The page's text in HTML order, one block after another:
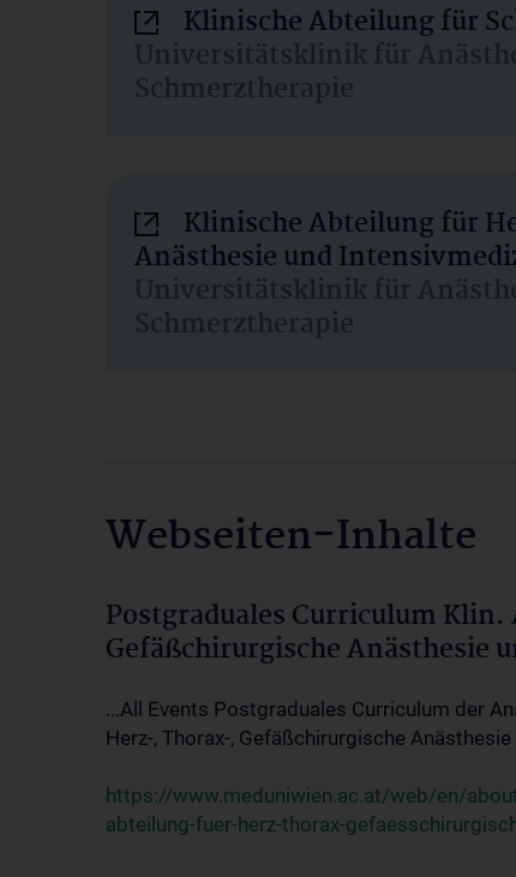
Klinische Abteilung für
Universitätsklinik für
Schmerztherapie
Klinische Abteilung für
Anästhesie und
Universitätsklinik für
Schmerztherapie
Webseiten-Inhalte
Postgraduales Curriculum
Gefäßchirurgische Anästhesie
...All Events Postgraduales Curriculum der
Herz-, Thorax-, Gefäßchirurgische
https://www.meduniwien.ac.at/web/en/
abteilung-fuer-herz-thorax-